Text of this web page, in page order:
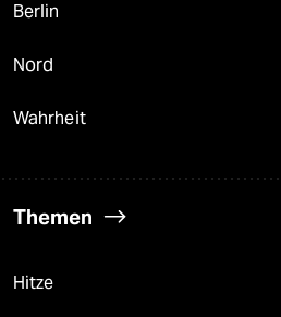
Berlin
Nord
Wahrheit
Themen
Hitze